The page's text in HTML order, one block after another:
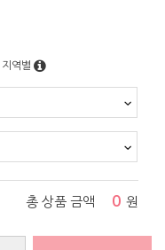
지역별
총 상품 금액 0 원